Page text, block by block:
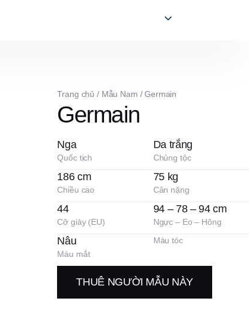
Trang chủ / Mẫu Nam /Germain
Germain
Nga
Quốc tịch
Da trắng
Chủng tộc
186 cm
Chiều cao
75 kg
Cân nặng
44
Cỡ giày (EU)
94 – 78 – 94 cm
Ngực – Eo – Hông
Nâu
Màu mắt
Màu tóc
THUÊ NGƯỜI MẪU NÀY